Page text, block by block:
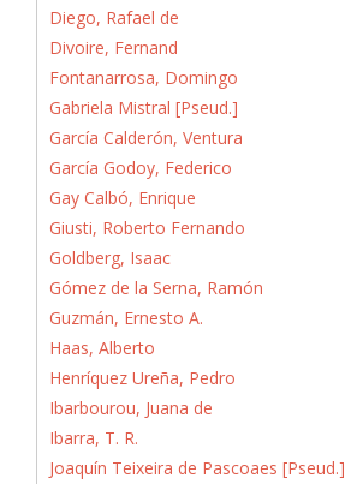
Diego, Rafael de
Divoire, Fernand
Fontanarrosa, Domingo
Gabriela Mistral [Pseud.]
García Calderón, Ventura
García Godoy, Federico
Gay Calbó, Enrique
Giusti, Roberto Fernando
Goldberg, Isaac
Gómez de la Serna, Ramón
Guzmán, Ernesto A.
Haas, Alberto
Henríquez Ureña, Pedro
Ibarbourou, Juana de
Ibarra, T. R.
Joaquín Teixeira de Pascoaes [Pseud.]